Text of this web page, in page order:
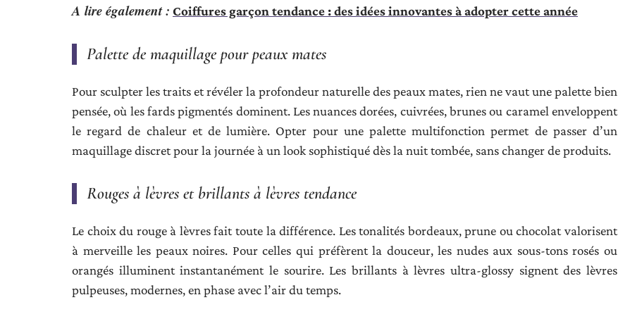
A lire également : Coiffures garçon tendance : des idées innovantes à adopter cette année
Palette de maquillage pour peaux mates
Pour sculpter les traits et révéler la profondeur naturelle des peaux mates, rien ne vaut une palette bien
pensée, où les fards pigmentés dominent. Les nuances dorées, cuivrées, brunes ou caramel enveloppent
le regard de chaleur et de lumière. Opter pour une palette multifonction permet de passer d’un
maquillage discret pour la journée à un look sophistiqué dès la nuit tombée, sans changer de produits.
Rouges à lèvres et brillants à lèvres tendance
Le choix du rouge à lèvres fait toute la différence. Les tonalités bordeaux, prune ou chocolat valorisent
à merveille les peaux noires. Pour celles qui préfèrent la douceur, les nudes aux sous-tons rosés ou
orangés illuminent instantanément le sourire. Les brillants à lèvres ultra-glossy signent des lèvres
pulpeuses, modernes, en phase avec l’air du temps.